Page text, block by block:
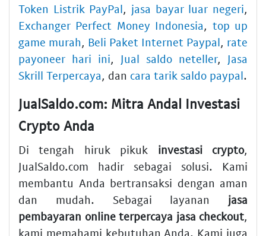
Token Listrik PayPal, jasa bayar luar negeri,
Exchanger Perfect Money Indonesia, top up
game murah, Beli Paket Internet Paypal, rate
payoneer hari ini, Jual saldo neteller, Jasa
Skrill Terpercaya, dan cara tarik saldo paypal.
JualSaldo.com: Mitra Andal Investasi
Crypto Anda
Di tengah hiruk pikuk investasi crypto,
JualSaldo.com hadir sebagai solusi. Kami
membantu Anda bertransaksi dengan aman
dan mudah. Sebagai layanan jasa
pembayaran online terpercaya jasa checkout,
kami memahami kebutuhan Anda. Kami juga